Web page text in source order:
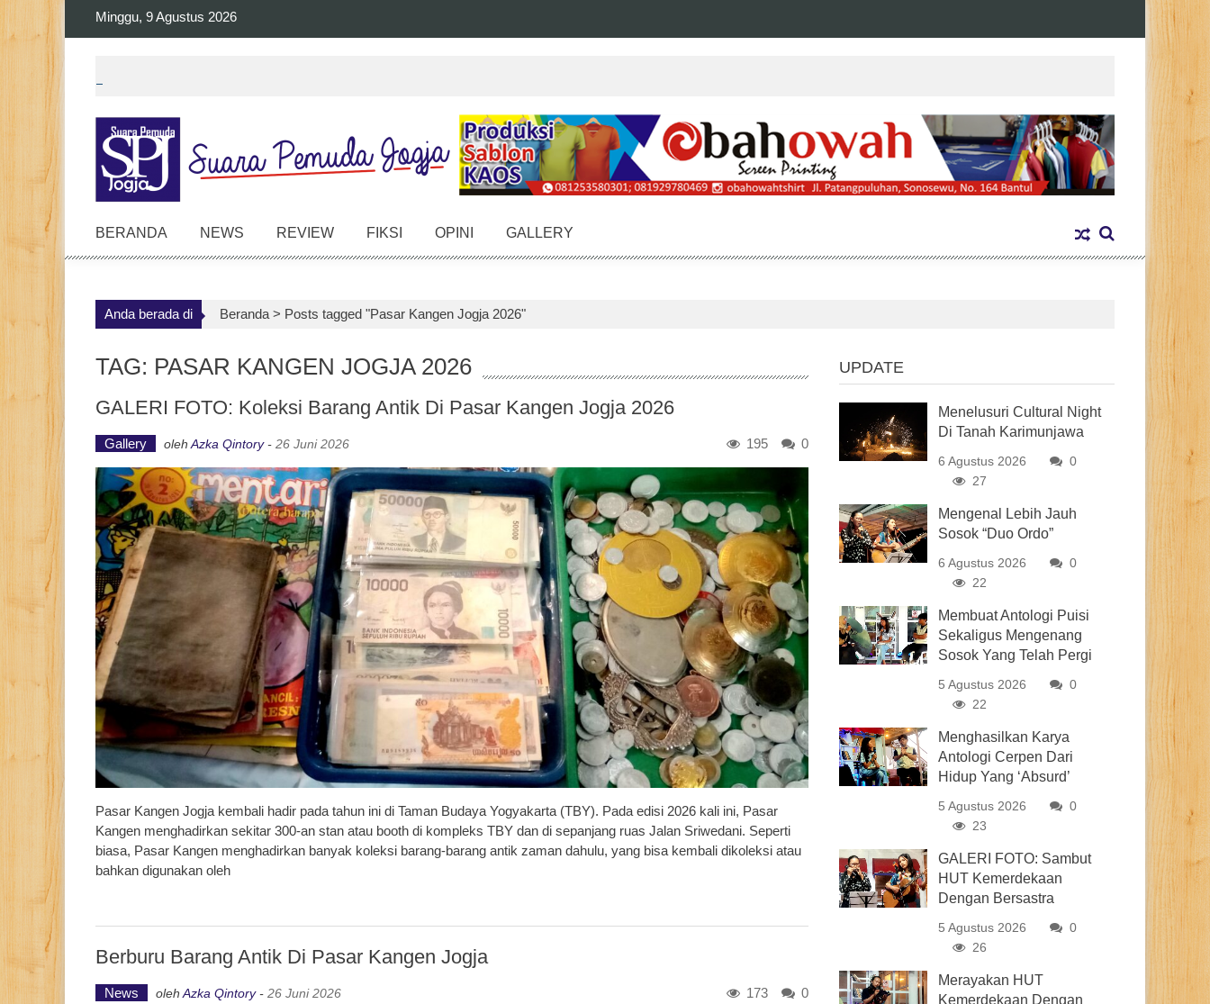
Minggu, 9 Agustus 2026
BERANDA NEWS REVIEW FIKSI OPINI GALLERY
Anda berada di Beranda > Posts tagged "Pasar Kangen Jogja 2026"
TAG: PASAR KANGEN JOGJA 2026
GALERI FOTO: Koleksi Barang Antik Di Pasar Kangen Jogja 2026
Gallery oleh Azka Qintory- 26 Juni 2026 0
195
Pasar Kangen Jogja kembali hadir pada tahun ini di Taman Budaya Yogyakarta (TBY). Pada edisi 2026 kali ini, Pasar
Kangen menghadirkan sekitar 300-an stan atau booth di kompleks TBY dan di sepanjang ruas Jalan Sriwedani. Seperti
biasa, Pasar Kangen menghadirkan banyak koleksi barang-barang antik zaman dahulu, yang bisa kembali dikoleksi atau
bahkan digunakan oleh
Berburu Barang Antik Di Pasar Kangen Jogja
News olehAzka Qintory- 26 Juni 2026 0
173
UPDATE
Menelusuri Cultural Night
Di Tanah Karimunjawa
6 Agustus 2026
0
27
Mengenal Lebih Jauh
Sosok “Duo Ordo”
6 Agustus 2026
0
22
Membuat Antologi Puisi
Sekaligus Mengenang
Sosok Yang Telah Pergi
5 Agustus 2026
0
22
Menghasilkan Karya
Antologi Cerpen Dari
Hidup Yang ‘Absurd’
5 Agustus 2026
0
23
GALERI FOTO: Sambut
HUT Kemerdekaan
Dengan Bersastra
5 Agustus 2026
0
26
Merayakan HUT
Kemerdekaan Dengan